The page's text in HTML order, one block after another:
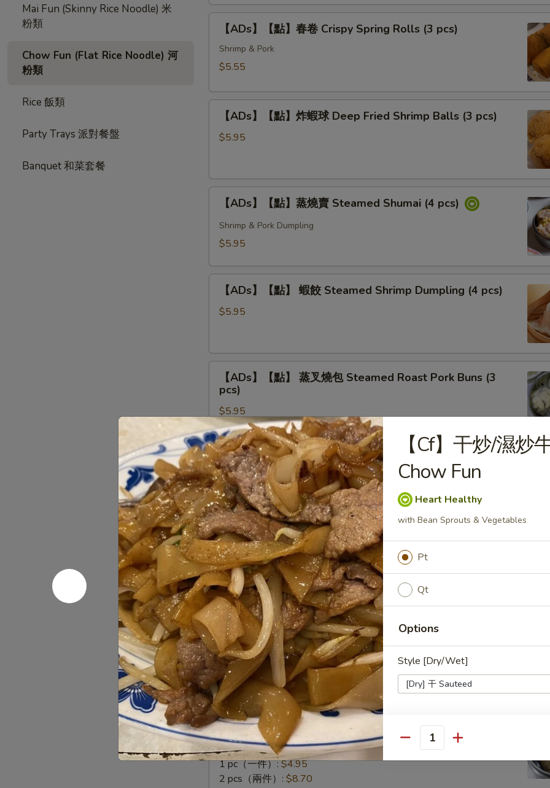
Mai Fun (Skinny Rice Noodle) 米
粉類
Chow Fun (Flat Rice Noodle) 河
粉類
Rice 飯類
Party Trays 派對餐盤
Banquet 和菜套餐
Roll
Chinese
Style)
(1【ADs】
【點】
Spring
Rolls
pcs)
【ADs】【點】春卷 Crispy Spring Rolls (3 pcs)
Shrimp & Pork
$5.55
【ADs】
【點】
Deep
Fried
Shrimp
Balls
【ADs】【點】炸蝦球 Deep Fried Shrimp Balls (3 pcs)
$5.95
【ADs】
【點】
Steamed
Shumai
pcs)
【ADs】【點】蒸燒賣 Steamed Shumai (4 pcs)
Shrimp & Pork Dumpling
$5.95
【ADs】
【點】
Shrimp
Dumpling
pcs)
【ADs】【點】 蝦餃 Steamed Shrimp Dumpling (4 pcs)
$5.95
【ADs】
【點】
燒
包
Steamed
Roast
Pork
Buns
(3
pcs)
【ADs】【點】 蒸叉燒包 Steamed Roast Pork Buns (3
pcs)
$5.95
【ADs】
【點】
蒸
鲜
竹
卷
Steamed
Bean
Curd
Meat
Rolls
(3
pcs)
【ADs】【點】蒸鲜竹卷 Steamed Bean Curd Meat Rolls
(3 pcs)
$5.95
【ADs】
【點】
蒸
鳳
爪
Steamed
Chicken
Feet
【ADs】【點】蒸鳳爪 Steamed Chicken Feet
$5.95
【ADs】
【點】
蒸
小
排
骨
Steamed
Pork
Rib
Tips
【ADs】【點】蒸小排骨 Steamed Pork Rib Tips
$5.95
【ADs】
【點】
珍
珠
【ADs】【點】珍珠糯米雞 Lotus Wrapped Sticky Rice
Dry Shrimp & Meat Filling
1 pc（一件）:$4.95
2 pcs（兩件）: $8.70
【Cf】干炒/濕炒
Chow Fun
Heart Healthy
with Bean Sprouts & Vegetables
Pt
Qt
Options
Style [Dry/Wet]
Who is this item for
Quantity